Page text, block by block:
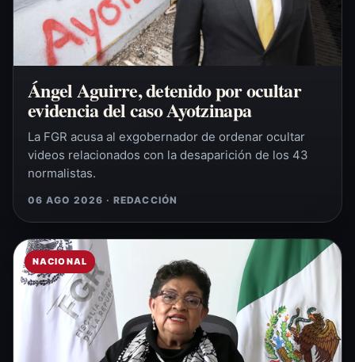
Ángel Aguirre, detenido por ocultar
evidencia del caso Ayotzinapa
La FGR acusa al exgobernador de ordenar ocultar
videos relacionados con la desaparición de los 43
normalistas.
06 AGO 2026 · REDACCIÓN
NACIONAL